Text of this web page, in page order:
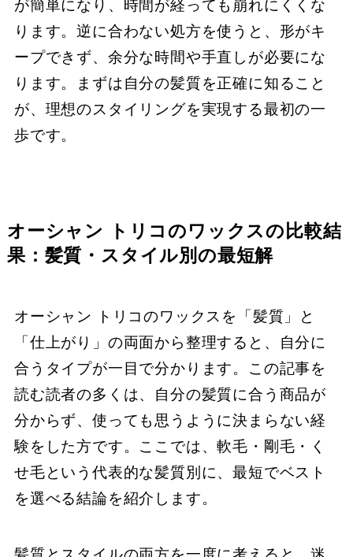
が簡単になり、時間が経っても崩れにくくな
ります。逆に合わない処方を使うと、形がキ
ープできず、余分な時間や手直しが必要にな
ります。まずは自分の髪質を正確に知ること
が、理想のスタイリングを実現する最初の一
歩です。
オーシャン トリコのワックスの比較結
果：髪質・スタイル別の最短解
オーシャン トリコのワックスを「髪質」と
「仕上がり」の両面から整理すると、自分に
合うタイプが一目で分かります。この記事を
読む読者の多くは、自分の髪質に合う商品が
分からず、使っても思うように決まらない経
験をした方です。ここでは、軟毛・剛毛・く
せ毛という代表的な髪質別に、最短でベスト
を選べる結論を紹介します。